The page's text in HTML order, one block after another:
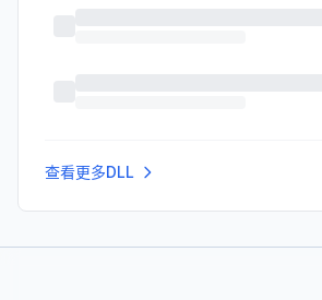
查看更多DLL